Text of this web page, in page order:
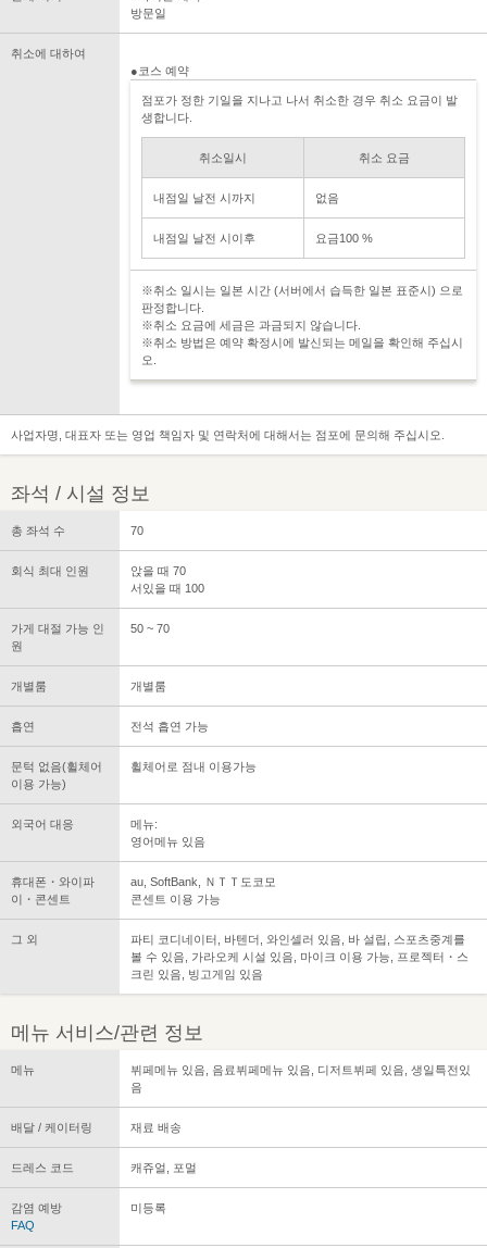
방문일
취소에 대하여
●코스 예약
점포가 정한 기일을 지나고 나서 취소한 경우 취소 요금이 발
생합니다.
취소일시 취소 요금
내점일 날전 시까지 없음
내점일 날전 시이후 요금100 %
※취소 일시는 일본 시간 (서버에서 습득한 일본 표준시) 으로
판정합니다.
※취소 요금에 세금은 과금되지 않습니다.
※취소 방법은 예약 확정시에 발신되는 메일을 확인해 주십시
오.
사업자명, 대표자 또는 영업 책임자 및 연락처에 대해서는 점포에 문의해 주십시오.
좌석 / 시설 정보
총 좌석 수 70
회식 최대 인원
앉을 때 70
서있을 때 100
가게 대절 가능 인
원
50 ~ 70
개별룸 개별룸
흡연 전석 흡연 가능
문턱 없음(휠체어
이용 가능)
휠체어로 점내 이용가능
외국어 대응
메뉴:
영어메뉴 있음
휴대폰・와이파
이・콘센트
au, SoftBank, ＮＴＴ도코모
콘센트 이용 가능
그 외
파티 코디네이터, 바텐더, 와인셀러 있음, 바 설립, 스포츠중계를
볼 수 있음, 가라오케 시설 있음, 마이크 이용 가능, 프로젝터・스
크린 있음, 빙고게임 있음
메뉴 서비스/관련 정보
메뉴
뷔페메뉴 있음, 음료뷔페메뉴 있음, 디저트뷔페 있음, 생일특전있
음
배달 / 케이터링 재료 배송
드레스 코드 캐쥬얼, 포멀
감염 예방
FAQ
미등록